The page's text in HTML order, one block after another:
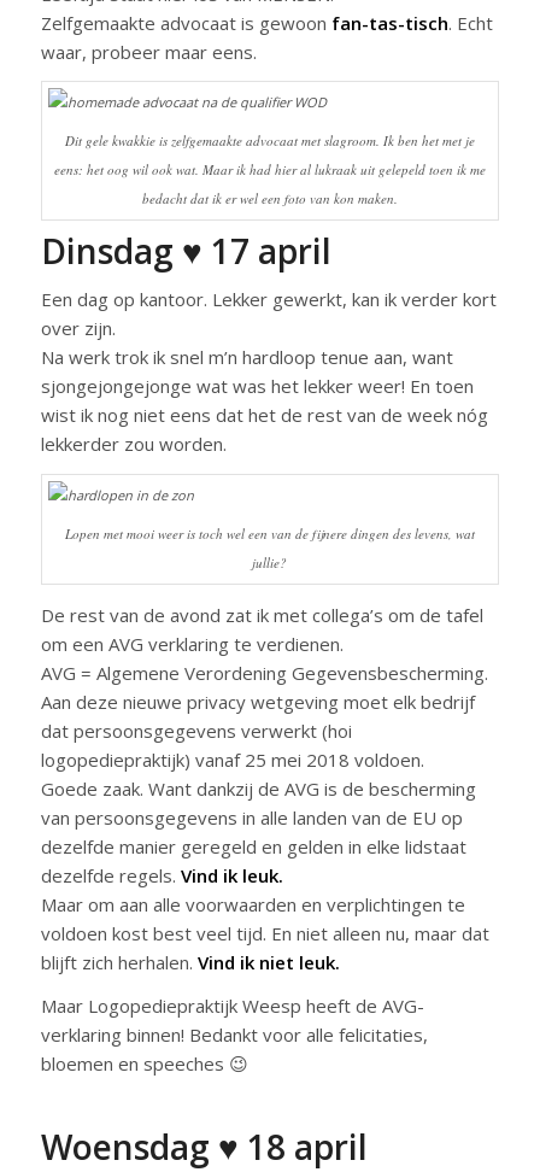
Zelfgemaakte advocaat is gewoon fan-tas-tisch. Echt
waar, probeer maar eens.
Dit gele kwakkie is zelfgemaakte advocaat met slagroom. Ik ben het met je
eens: het oog wil ook wat. Maar ik had hier al lukraak uit gelepeld toen ik me
bedacht dat ik er wel een foto van kon maken.
Dinsdag ♥ 17 april
Een dag op kantoor. Lekker gewerkt, kan ik verder kort
over zijn.
Na werk trok ik snel m’n hardloop tenue aan, want
sjongejongejonge wat was het lekker weer! En toen
wist ik nog niet eens dat het de rest van de week nóg
lekkerder zou worden.
Lopen met mooi weer is toch wel een van de fijnere dingen des levens, wat
jullie?
De rest van de avond zat ik met collega’s om de tafel
om een AVG verklaring te verdienen.
AVG = Algemene Verordening Gegevensbescherming.
Aan deze nieuwe privacy wetgeving moet elk bedrijf
dat persoonsgegevens verwerkt (hoi
logopediepraktijk) vanaf 25 mei 2018 voldoen.
Goede zaak. Want dankzij de AVG is de bescherming
van persoonsgegevens in alle landen van de EU op
dezelfde manier geregeld en gelden in elke lidstaat
dezelfde regels. Vind ik leuk.
Maar om aan alle voorwaarden en verplichtingen te
voldoen kost best veel tijd. En niet alleen nu, maar dat
blijft zich herhalen. Vind ik niet leuk.
Maar Logopediepraktijk Weesp heeft de AVG-
verklaring binnen! Bedankt voor alle felicitaties,
bloemen en speeches 😉
Woensdag ♥ 18 april